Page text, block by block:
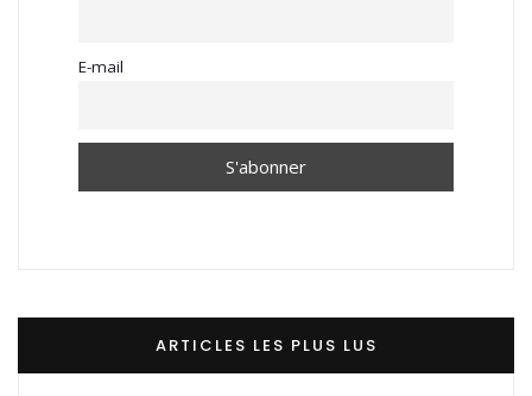
E-mail
ARTICLES LES PLUS LUS